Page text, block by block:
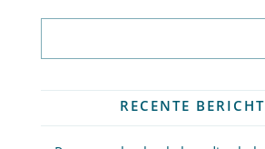
RECENTE